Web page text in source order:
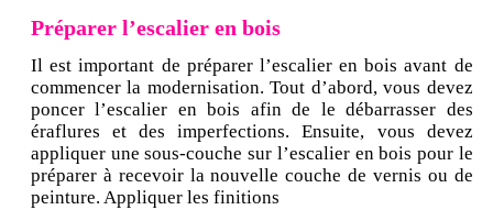
Préparer l’escalier en bois
Il est important de préparer l’escalier en bois avant de
commencer la modernisation. Tout d’abord, vous devez
poncer l’escalier en bois afin de le débarrasser des
éraflures et des imperfections. Ensuite, vous devez
appliquer une sous-couche sur l’escalier en bois pour le
préparer à recevoir la nouvelle couche de vernis ou de
peinture. Appliquer les finitions